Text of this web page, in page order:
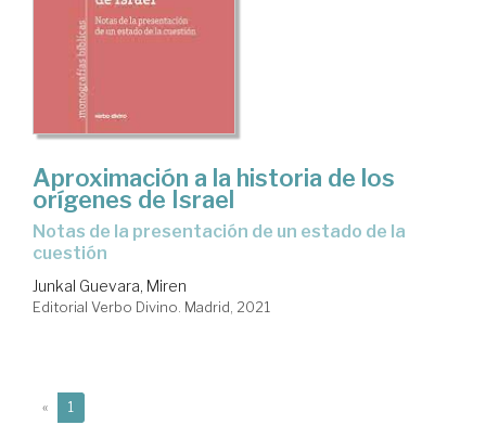
Aproximación a la historia de los
orígenes de Israel
notas de la presentación de un estado de la
cuestión
Junkal Guevara, Miren
Editorial Verbo Divino. Madrid, 2021
« 1